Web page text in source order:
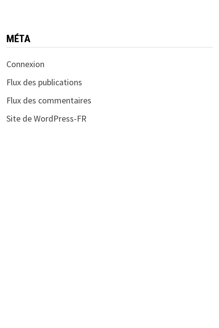
MÉTA
Connexion
Flux des publications
Flux des commentaires
Site de WordPress-FR